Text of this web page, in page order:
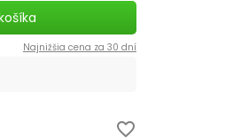
Najnižšia cena za 30 dní
favorite_border